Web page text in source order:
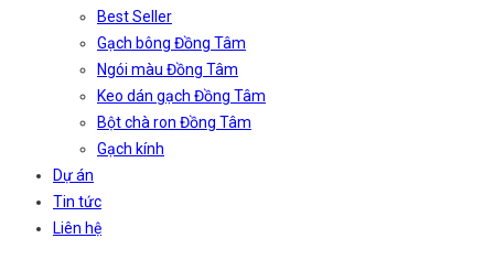
Best Seller
Gạch bông Đồng Tâm
Ngói màu Đồng Tâm
Keo dán gạch Đồng Tâm
Bột chà ron Đồng Tâm
Gạch kính
Dự án
Tin tức
Liên hệ